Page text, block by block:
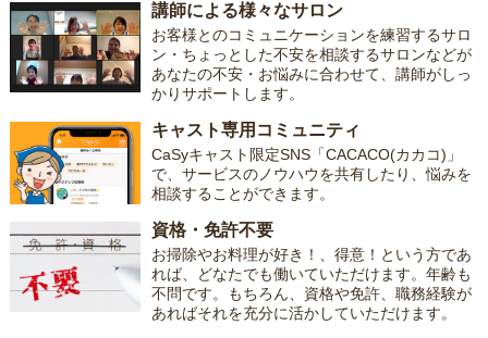
講師による様々なサロン
お客様とのコミュニケーションを練習するサロ
ン・ちょっとした不安を相談するサロンなどが
あなたの不安・お悩みに合わせて、講師がしっ
かりサポートします。
キャスト専用コミュニティ
CaSyキャスト限定SNS「CACACO(カカコ)」
で、サービスのノウハウを共有したり、悩みを
相談することができます。
資格・免許不要
お掃除やお料理が好き！、得意！という方であ
れば、どなたでも働いていただけます。年齢も
不問です。もちろん、資格や免許、職務経験が
あればそれを充分に活かしていただけます。